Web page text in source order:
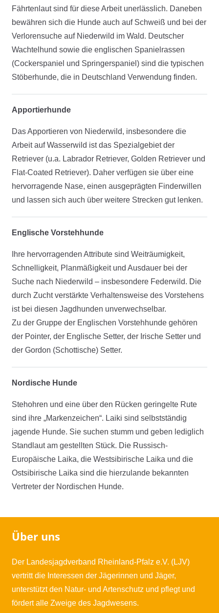
Fährtenlaut sind für diese Arbeit unerlässlich. Daneben
bewähren sich die Hunde auch auf Schweiß und bei der
Verlorensuche auf Niederwild im Wald. Deutscher
Wachtelhund sowie die englischen Spanielrassen
(Cockerspaniel und Springerspaniel) sind die typischen
Stöberhunde, die in Deutschland Verwendung finden.
Apportierhunde
Das Apportieren von Niederwild, insbesondere die
Arbeit auf Wasserwild ist das Spezialgebiet der
Retriever (u.a. Labrador Retriever, Golden Retriever und
Flat-Coated Retriever). Daher verfügen sie über eine
hervorragende Nase, einen ausgeprägten Finderwillen
und lassen sich auch über weitere Strecken gut lenken.
Englische Vorstehhunde
Ihre hervorragenden Attribute sind Weiträumigkeit,
Schnelligkeit, Planmäßigkeit und Ausdauer bei der
Suche nach Niederwild – insbesondere Federwild. Die
durch Zucht verstärkte Verhaltensweise des Vorstehens
ist bei diesen Jagdhunden unverwechselbar.
Zu der Gruppe der Englischen Vorstehhunde gehören
der Pointer, der Englische Setter, der Irische Setter und
der Gordon (Schottische) Setter.
Nordische Hunde
Stehohren und eine über den Rücken geringelte Rute
sind ihre „Markenzeichen“. Laiki sind selbstständig
jagende Hunde. Sie suchen stumm und geben lediglich
Standlaut am gestellten Stück. Die Russisch-
Europäische Laika, die Westsibirische Laika und die
Ostsibirische Laika sind die hierzulande bekannten
Vertreter der Nordischen Hunde.
Über uns
Der Landesjagdverband Rheinland-Pfalz e.V. (LJV)
vertritt die Interessen der Jägerinnen und Jäger,
unterstützt den Natur- und Artenschutz und pflegt und
fördert alle Zweige des Jagdwesens.